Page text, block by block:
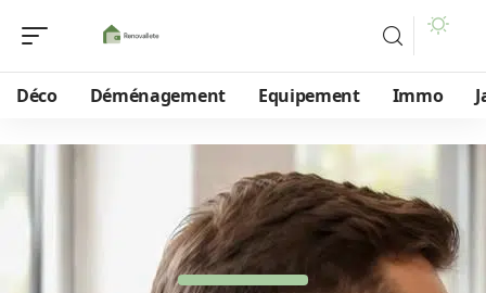
Déco Déménagement Equipement Immo